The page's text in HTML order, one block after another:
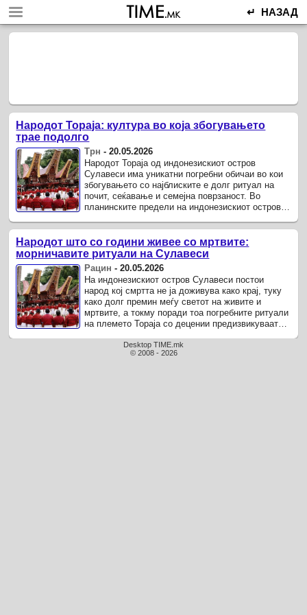
↵ НАЗАД
Народот Тораја: култура во која збогувањето
трае подолго
Трн -20.05.2026
Народот Тораја од индонезискиот остров
Сулавеси има уникатни погребни обичаи во кои
збогувањето со најблиските е долг ритуал на
почит, сеќавање и семејна поврзаност. Во
планинските предели на индонезискиот остров
Народот што со години живее со мртвите:
морничавите ритуали на Сулавеси
Рацин -20.05.2026
На индонезискиот остров Сулавеси постои
народ кој смртта не ја доживува како крај, туку
како долг премин меѓу светот на живите и
мртвите, а токму поради тоа погребните ритуали
на племето Тораја со децении предизвикуваат
Desktop TIME.mk
© 2008 - 2026